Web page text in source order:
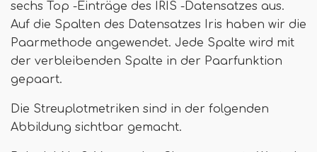
sechs Top -Einträge des IRIS -Datensatzes aus.
Auf die Spalten des Datensatzes Iris haben wir die
Paarmethode angewendet. Jede Spalte wird mit
der verbleibenden Spalte in der Paarfunktion
gepaart.
Die Streuplotmetriken sind in der folgenden
Abbildung sichtbar gemacht.